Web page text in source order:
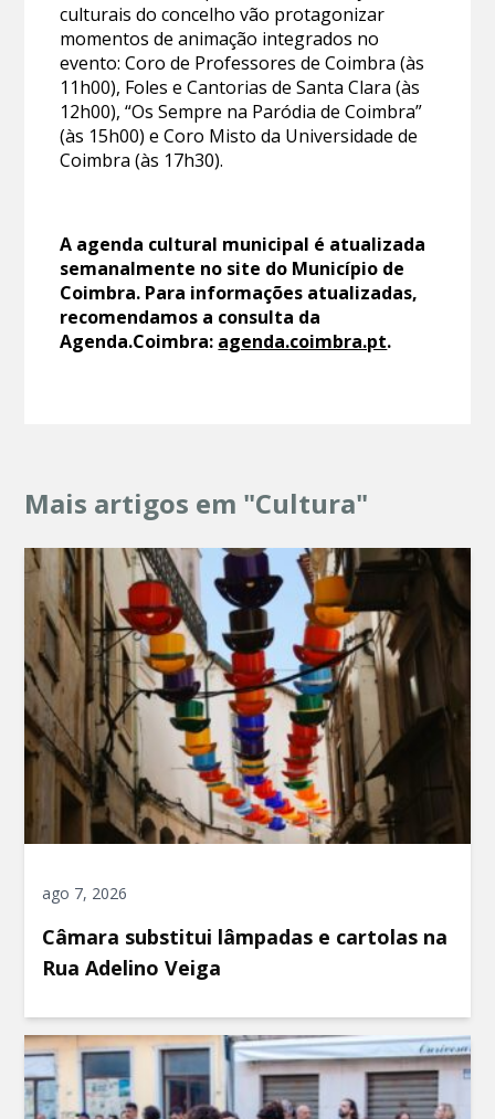
culturais do concelho vão protagonizar
momentos de animação integrados no
evento: Coro de Professores de Coimbra (às
11h00), Foles e Cantorias de Santa Clara (às
12h00), “Os Sempre na Paródia de Coimbra”
(às 15h00) e Coro Misto da Universidade de
Coimbra (às 17h30).
A agenda cultural municipal é atualizada
semanalmente no site do Município de
Coimbra. Para informações atualizadas,
recomendamos a consulta da
Agenda.Coimbra: agenda.coimbra.pt.
Mais artigos em "Cultura"
ago 7, 2026
Câmara substitui lâmpadas e cartolas na
Rua Adelino Veiga